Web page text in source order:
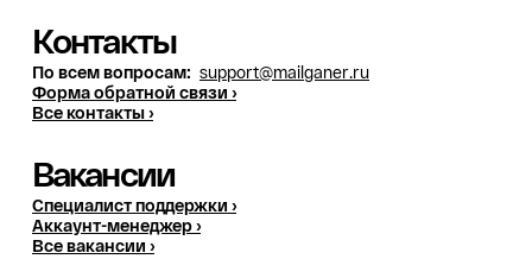
По всем вопросам:
Все вакансии ›
Аккаунт-менеджер ›
Специалист поддержки ›
Вакансии
Контакты
support@mailganer.ru
Все контакты ›
Форма обратной связи ›